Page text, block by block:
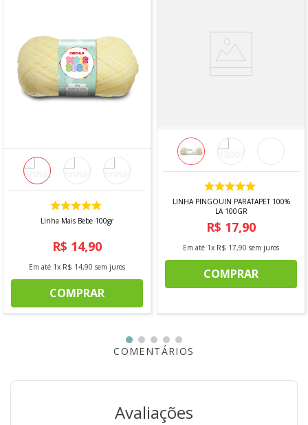
CARACTÉRISTICAS
- PontaFilamento Sintético Toray Gris
- Cabo Curto de Madeira Rosa;
- Virola Alumínio.
- Formato do pincel “Chato”
- Cerâmica
- Papel
- Metal
- Madeira
- Plástico
*imagem meramente ilustrativa
Linha Mais Bebe 100gr
R$ 14,90
Em até 1x R$ 14,90 sem juros
COMPRAR
LINHA PINGOUIN PARATAPET 100%
LA 100GR
R$ 17,90
Em até 1x R$ 17,90 sem juros
COMPRAR
COMENTÁRIOS
Avaliações